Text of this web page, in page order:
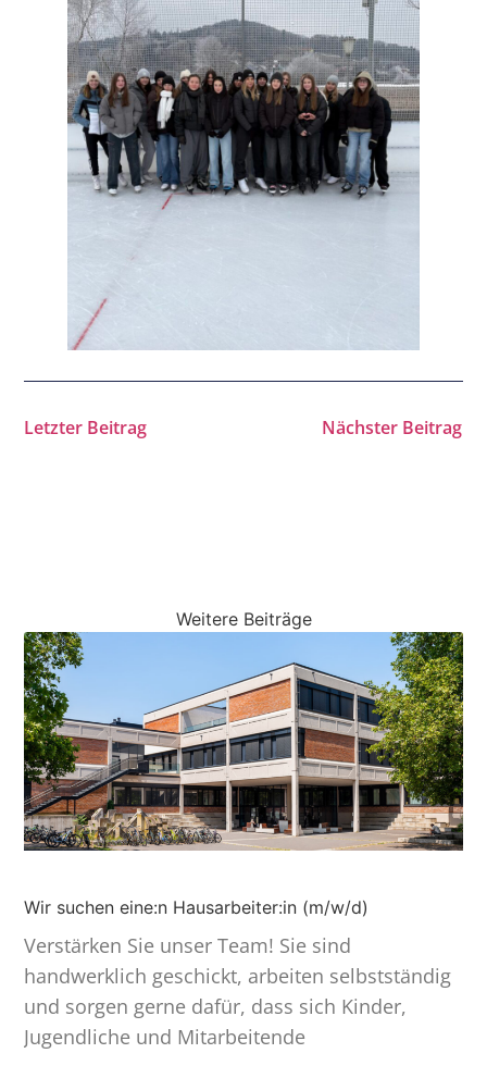
Letzter Beitrag Nächster Beitrag
Weitere Beiträge
Wir suchen eine:n Hausarbeiter:in (m/w/d)
Verstärken Sie unser Team! Sie sind
handwerklich geschickt, arbeiten selbst­ständig
und sorgen gerne dafür, dass sich Kinder,
Jugend­liche und Mitar­bei­tende